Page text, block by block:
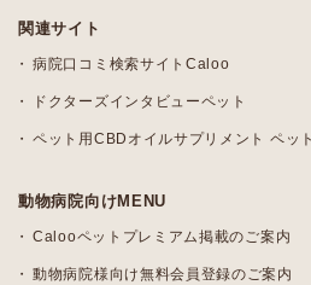
関連サイト
病院口コミ検索サイトCaloo
ドクターズインタビューペット
ペット用CBDオイルサプリメント ペッ
動物病院向けMENU
Calooペットプレミアム掲載のご案内
動物病院様向け無料会員登録のご案内